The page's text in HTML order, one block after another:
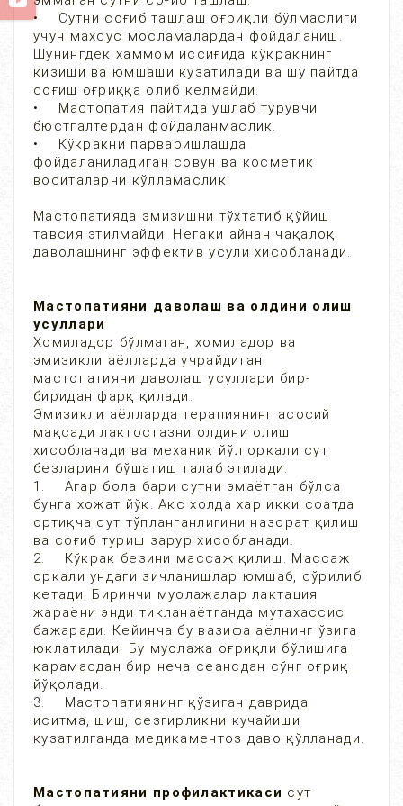
• Сутни соғиб ташлаш оғриқли бўлмаслиги
учун махсус мосламалардан фойдаланиш.
Шунингдек хаммом иссиғида кўкракнинг
қизиши ва юмшаши кузатилади ва шу пайтда
соғиш оғриққа олиб келмайди.
• Мастопатия пайтида ушлаб турувчи
бюстгалтердан фойдаланмаслик.
• Кўкракни парваришлашда
фойдаланиладиган совун ва косметик
воситаларни қўлламаслик.
Мастопатияда эмизишни тўхтатиб қўйиш
тавсия этилмайди. Негаки айнан чақалоқ
даволашнинг эффектив усули хисобланади.
Мастопатияни даволаш ва олдини олиш
усуллари
Хомиладор бўлмаган, хомиладор ва
эмизикли аёлларда учрайдиган
мастопатияни даволаш усуллари бир-
биридан фарқ қилади.
Эмизикли аёлларда терапиянинг асосий
мақсади лактостазни олдини олиш
хисобланади ва механик йўл орқали сут
безларини бўшатиш талаб этилади.
1. Агар бола бари сутни эмаётган бўлса
бунга хожат йўқ. Акс холда хар икки соатда
ортиқча сут тўпланганлигини назорат қилиш
ва соғиб туриш зарур хисобланади.
2. Кўкрак безини массаж қилиш. Массаж
оркали ундаги зичланишлар юмшаб, сўрилиб
кетади. Биринчи муолажалар лактация
жараёни энди тикланаётганда мутахассис
бажаради. Кейинча бу вазифа аёлнинг ўзига
юклатилади. Бу муолажа оғриқли бўлишига
қарамасдан бир неча сеансдан сўнг оғриқ
йўқолади.
3. Мастопатиянинг қўзиган даврида
иситма, шиш, сезгирликни кучайиши
кузатилганда медикаментоз даво қўлланади.
Мастопатияни профилактикаси сут